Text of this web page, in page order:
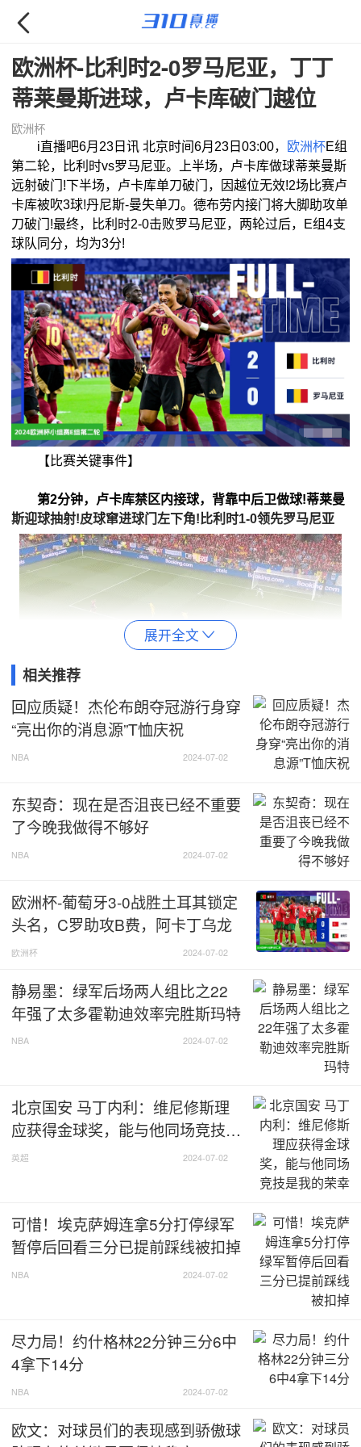

欧洲杯-比利时2-0罗马尼亚，丁丁
蒂莱曼斯进球，卢卡库破门越位
欧洲杯
i直播吧6月23日讯 北京时间6月23日03:00， 欧洲杯E组
第二轮，比利时vs罗马尼亚。上半场，卢卡库做球蒂莱曼斯
远射破门!下半场，卢卡库单刀破门，因越位无效!2场比赛卢
卡库被吹3球!丹尼斯-曼失单刀。德布劳内接门将大脚助攻单
刀破门!最终，比利时2-0击败罗马尼亚，两轮过后，E组4支
球队同分，均为3分!
【比赛关键事件】
第2分钟，卢卡库禁区内接球，背靠中后卫做球!蒂莱曼
斯迎球抽射!皮球窜进球门左下角!比利时1-0领先罗马尼亚
第79分钟，卡斯特尔斯开大脚，罗马尼亚后卫头球冒
顶!德布劳内突然获得单刀!扛住德拉古辛铲射破门!比利时2-
第5分钟，罗马尼亚左路传中，德拉古辛高高跃起头球
攻门!卡斯特尔斯将球扑出
第14分钟，卢卡库中锋本色!扛翻对手中后卫右脚打门!
第18分钟，德布劳内持球推进，禁区前分右侧卢克巴基
奥!后者调整后大力射门!被门将扑出
第32分钟，多库禁区内过人，小角度抽射被扑
第45分钟，德布劳内禁区内的一脚射门!没太打上力量
半场回来，第46分钟，曼的远射势大力沉，被卡斯特尔
斯抱住
第48分钟，罗马尼亚反击，米哈伊拉单刀直入被奥纳纳
第52分钟，德布劳内禁区前内切兜射!偏了一点点
第55分钟，德布劳内禁区前低射!被门将拿下
第68分钟，阿马杜-奥纳纳头球回顶送礼!丹尼斯-曼单
展开全文 
相关推荐
回应质疑！杰伦布朗夺冠游行身穿
“亮出你的消息源”T恤庆祝
NBA 2024-07-02
东契奇：现在是否沮丧已经不重要
了今晚我做得不够好
NBA 2024-07-02
欧洲杯-葡萄牙3-0战胜土耳其锁定
头名，C罗助攻B费，阿卡丁乌龙
欧洲杯 2024-07-02
静易墨：绿军后场两人组比之22
年强了太多霍勒迪效率完胜斯玛特
NBA 2024-07-02
北京国安 马丁内利：维尼修斯理
应获得金球奖，能与他同场竞技是
我的荣幸
英超 2024-07-02
可惜！埃克萨姆连拿5分打停绿军
暂停后回看三分已提前踩线被扣掉
NBA 2024-07-02
尽力局！约什格林22分钟三分6中
4拿下14分
NBA 2024-07-02
欧文：对球员们的表现感到骄傲球